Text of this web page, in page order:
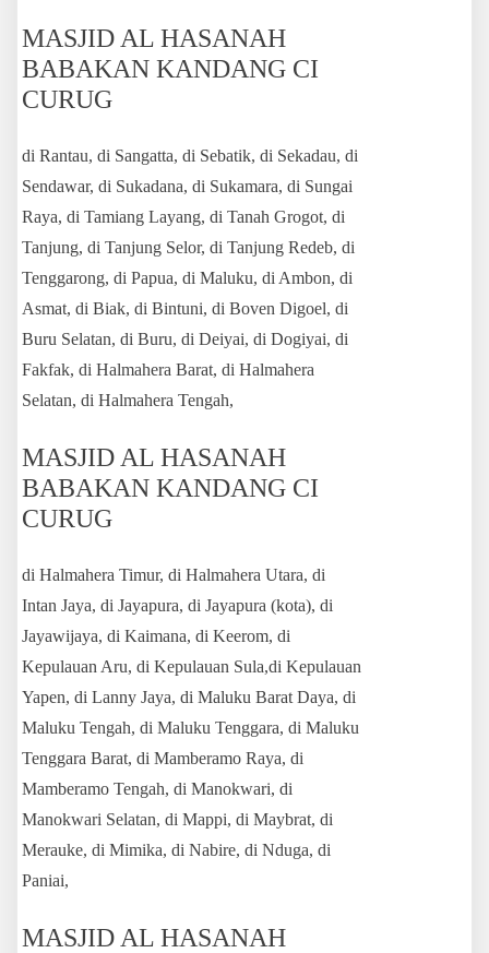
MASJID AL HASANAH
BABAKAN KANDANG CI
CURUG
di Rantau, di Sangatta, di Sebatik, di Sekadau, di
Sendawar, di Sukadana, di Sukamara, di Sungai
Raya, di Tamiang Layang, di Tanah Grogot, di
Tanjung, di Tanjung Selor, di Tanjung Redeb, di
Tenggarong, di Papua, di Maluku, di Ambon, di
Asmat, di Biak, di Bintuni, di Boven Digoel, di
Buru Selatan, di Buru, di Deiyai, di Dogiyai, di
Fakfak, di Halmahera Barat, di Halmahera
Selatan, di Halmahera Tengah,
MASJID AL HASANAH
BABAKAN KANDANG CI
CURUG
di Halmahera Timur, di Halmahera Utara, di
Intan Jaya, di Jayapura, di Jayapura (kota), di
Jayawijaya, di Kaimana, di Keerom, di
Kepulauan Aru, di Kepulauan Sula,di Kepulauan
Yapen, di Lanny Jaya, di Maluku Barat Daya, di
Maluku Tengah, di Maluku Tenggara, di Maluku
Tenggara Barat, di Mamberamo Raya, di
Mamberamo Tengah, di Manokwari, di
Manokwari Selatan, di Mappi, di Maybrat, di
Merauke, di Mimika, di Nabire, di Nduga, di
Paniai,
MASJID AL HASANAH